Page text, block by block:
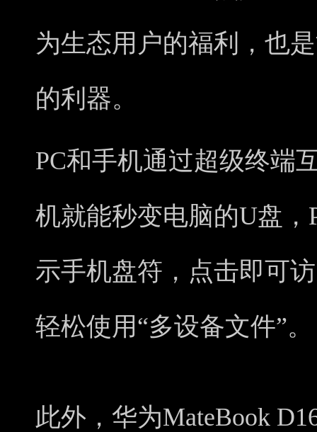
为生态用户的福利，也
的利器。
PC和手机通过超级终端
机就能秒变电脑的U盘
示手机盘符，点击即可
轻松使用“多设备文件”。
此外，华为MateBook